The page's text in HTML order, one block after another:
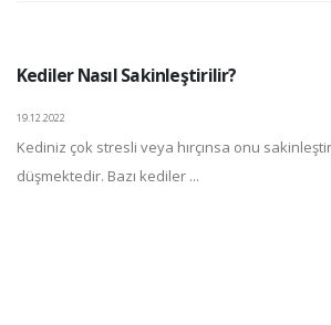
Kediler Nasıl Sakinleştirilir?
19.12.2022
Kediniz çok stresli veya hırçınsa onu
düşmektedir. Bazı kediler ...